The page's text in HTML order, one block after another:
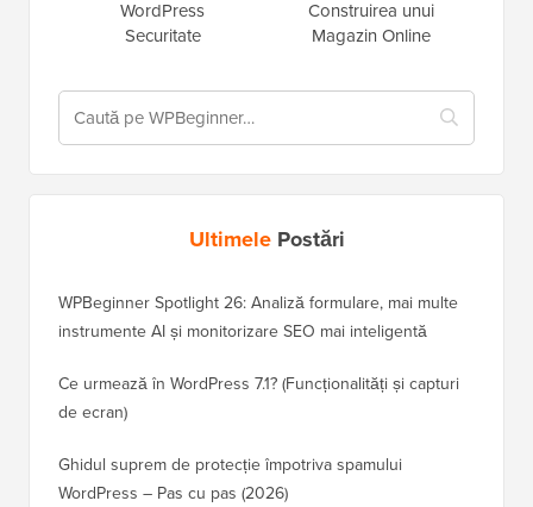
WordPress
Securitate
Construirea unui
Magazin Online
UltimelePostări
WPBeginner Spotlight 26: Analiză formulare, mai multe
instrumente AI și monitorizare SEO mai inteligentă
Ce urmează în WordPress 7.1? (Funcționalități și capturi
de ecran)
Ghidul suprem de protecție împotriva spamului
WordPress – Pas cu pas (2026)